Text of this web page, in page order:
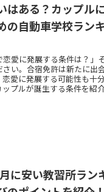
はある？カップル
の自動車学校ラン
愛に発展する条件は？」
い。合宿免許は新たに出
愛に発展する可能性も十
プルが誕生する条件を紹
に安い教習所ラン